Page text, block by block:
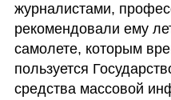
журналистами,
рекомендовали ему
самолете, которым
пользуется
средства массовой